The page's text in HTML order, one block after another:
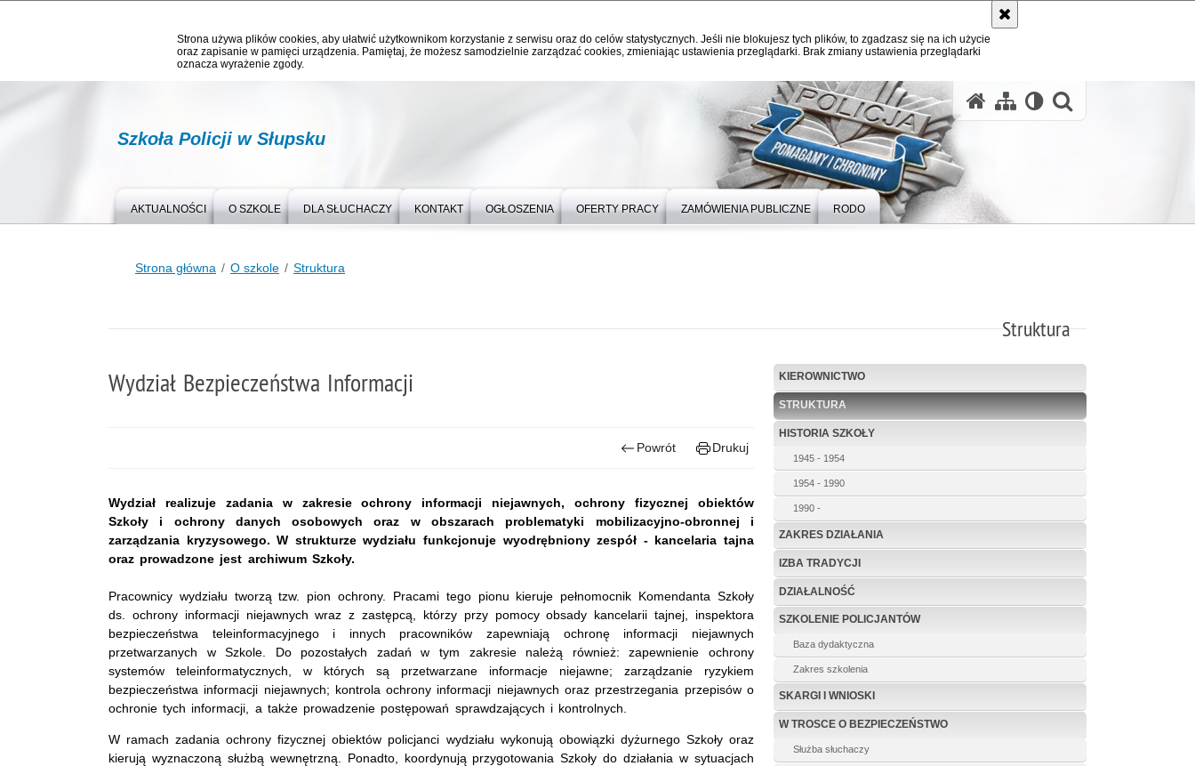
Strona używa plików cookies, aby ułatwić użytkownikom korzystanie z serwisu oraz do celów statystycznych. Jeśli nie blokujesz tych plików, to zgadzasz się na ich użycie
oraz zapisanie w pamięci urządzenia. Pamiętaj, że możesz samodzielnie zarządzać cookies, zmieniając ustawienia przeglądarki. Brak zmiany ustawienia przeglądarki
oznacza wyrażenie zgody.
Szkoła Policji w Słupsku
AKTUALNOŚCI O SZKOLE DLA SŁUCHACZY KONTAKT OGŁOSZENIA OFERTY PRACY ZAMÓWIENIA PUBLICZNE RODO
Strona główna O szkole Struktura
Struktura
Wydział Bezpieczeństwa Informacji
Powrót Drukuj
Wydział realizuje zadania w zakresie ochrony informacji niejawnych, ochrony fizycznej obiektów
Szkoły i ochrony danych osobowych oraz w obszarach problematyki mobilizacyjno-obronnej i
zarządzania kryzysowego. W strukturze wydziału funkcjonuje wyodrębniony zespół - kancelaria tajna
oraz prowadzone jest archiwum Szkoły.
Pracownicy wydziału tworzą tzw. pion ochrony. Pracami tego pionu kieruje pełnomocnik Komendanta Szkoły
ds. ochrony informacji niejawnych wraz z zastępcą, którzy przy pomocy obsady kancelarii tajnej, inspektora
bezpieczeństwa teleinformacyjnego i innych pracowników zapewniają ochronę informacji niejawnych
przetwarzanych w Szkole. Do pozostałych zadań w tym zakresie należą również: zapewnienie ochrony
systemów teleinformatycznych, w których są przetwarzane informacje niejawne; zarządzanie ryzykiem
bezpieczeństwa informacji niejawnych; kontrola ochrony informacji niejawnych oraz przestrzegania przepisów o
ochronie tych informacji, a także prowadzenie postępowań sprawdzających i kontrolnych.
W ramach zadania ochrony fizycznej obiektów policjanci wydziału wykonują obowiązki dyżurnego Szkoły oraz
kierują wyznaczoną służbą wewnętrzną. Ponadto, koordynują przygotowania Szkoły do działania w sytuacjach
KIEROWNICTWO
STRUKTURA
HISTORIA SZKOŁY
1945 - 1954
1954 - 1990
1990 -
ZAKRES DZIAŁANIA
IZBA TRADYCJI
DZIAŁALNOŚĆ
SZKOLENIE POLICJANTÓW
Baza dydaktyczna
Zakres szkolenia
SKARGI I WNIOSKI
W TROSCE O BEZPIECZEŃSTWO
Służba słuchaczy